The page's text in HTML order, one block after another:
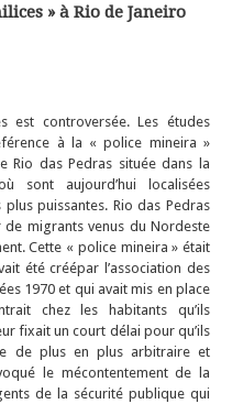
» à Rio de Janeiro
est controversée. Les études
à la « police mineira »
Rio das Pedras située dans la
sont aujourd’hui localisées
puissantes. Rio das Pedras
migrants venus du Nordeste
Cette « police mineira » était
été créépar l’association des
1970 et qui avait mis en place
chez les habitants qu’ils
fixait un court délai pour qu’ils
de plus en plus arbitraire et
le mécontentement de la
de la sécurité publique qui